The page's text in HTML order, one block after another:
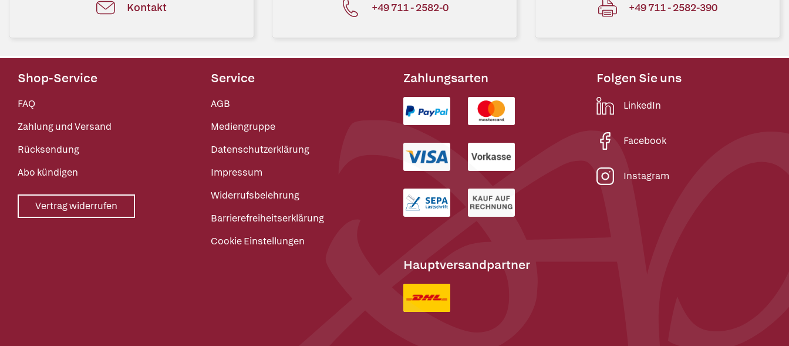
Kontakt +49 711 - 2582-0 +49 711 - 2582-390
Shop-Service
FAQ
Zahlung und Versand
Rücksendung
Abo kündigen
Vertrag widerrufen
Service
AGB
Mediengruppe
Datenschutzerklärung
Impressum
Widerrufsbelehrung
Barrierefreiheitserklärung
Cookie Einstellungen
Zahlungsarten
Hauptversandpartner
Folgen Sie uns
LinkedIn
Facebook
Instagram